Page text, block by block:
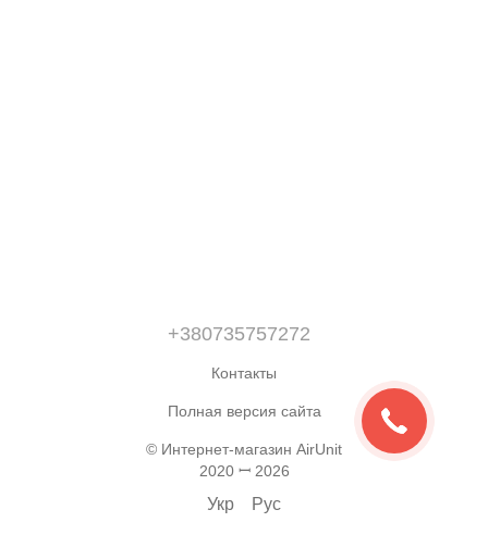
+380735757272
Контакты
Полная версия сайта
© Интернет-магазин AirUnit
2020 ꟷ 2026
Укр Рус